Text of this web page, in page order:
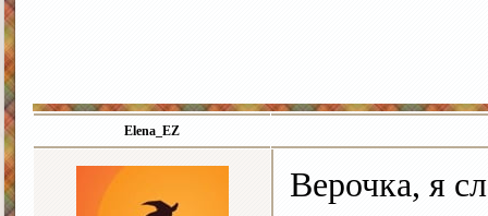
Elena_EZ
Верочка, я